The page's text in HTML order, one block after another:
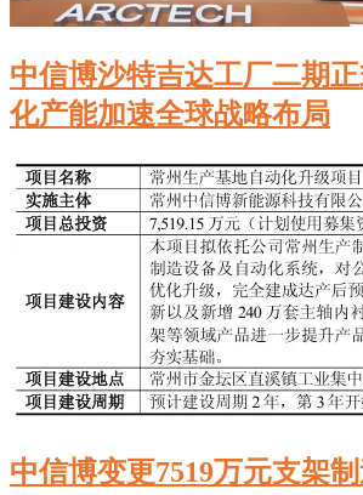
中信博沙特吉达工厂二期
化产能加速全球战略布局
中信博变更7519万元支架制